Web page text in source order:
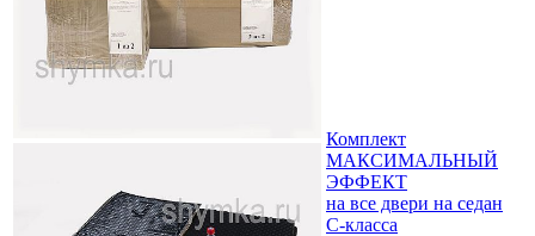
Комплект
МАКСИМАЛЬНЫЙ
ЭФФЕКТ
на все двери на седан
C-класса